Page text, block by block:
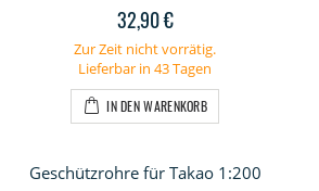
32,90 €
Zur Zeit nicht vorrätig.
Lieferbar in 43 Tagen
IN DEN WARENKORB
Geschützrohre für Takao 1:200